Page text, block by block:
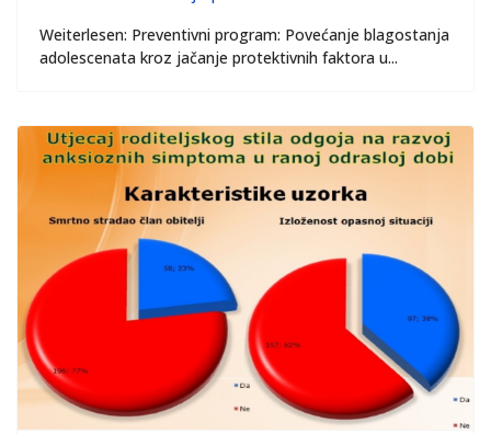
Weiterlesen: Preventivni program: Povećanje blagostanja
adolescenata kroz jačanje protektivnih faktora u...